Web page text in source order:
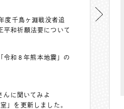
度千鳥ヶ淵戦没者追
平和祈願法要について
「令和８年熊本地震」の
んに聞いてみよ
」を更新しました。